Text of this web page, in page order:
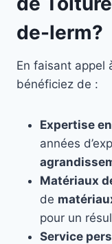
de-lerm?
En faisant appel
bénéficiez de :
Expertise
années
Matériaux
de
pour un
Service